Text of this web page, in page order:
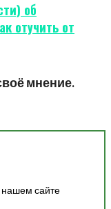
об
отучить от
мнение.
нашем сайте